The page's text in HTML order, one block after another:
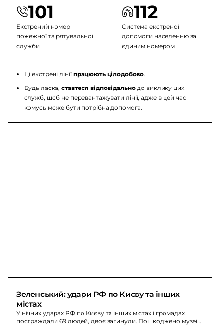
101
Екстрений номер
пожежної та рятувальної
служби
112
Система екстреної
допомоги населенню за
єдиним номером
Ці екстрені лініїпрацюють цілодобово.
Будь ласка,ставтеся відповідально до виклику цих
служб, щоб не перевантажувати лінії, адже в цей час
комусь може бути потрібна допомога.
Зеленський: удари РФ по Києву та інших
містах
У нічних ударах РФ по Києву та інших містах і громадах
постраждали 69 людей, двоє загинули. Пошкоджено музеї